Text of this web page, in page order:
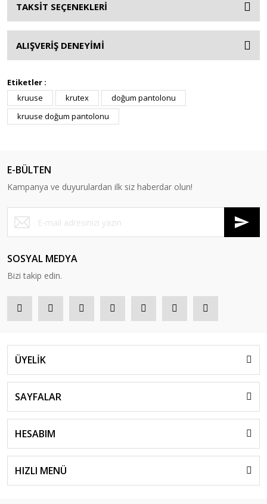
TAKSİT SEÇENEKLERİ
ALIŞVERİŞ DENEYİMİ
Etiketler :
kruuse
krutex
doğum pantolonu
kruuse doğum pantolonu
E-BÜLTEN
Kampanya ve duyurulardan ilk siz haberdar olun!
SOSYAL MEDYA
Bizi takip edin.
ÜYELİK
SAYFALAR
HESABIM
HIZLI MENÜ